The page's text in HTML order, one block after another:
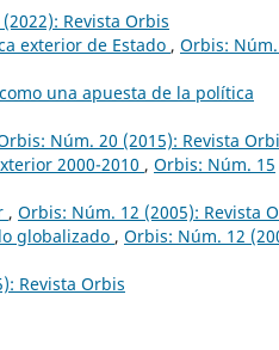
Revista Orbis
exterior de Estado , Orbis:
una apuesta de la política
Núm. 20 (2015): Revista
2000-2010 , Orbis: Núm. 15
, Orbis: Núm. 12 (2005): Revista
globalizado , Orbis: Núm. 12
Revista Orbis